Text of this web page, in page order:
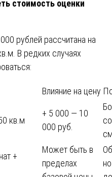
стоимость оценки
рублей рассчитана на
В редких случаях
Влияние на цену
кв.м
+ 5 000 — 10
000 руб.
+
Может быть в
пределах